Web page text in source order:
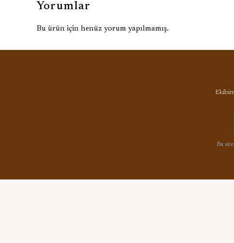
Yorumlar
Bu ürün için henüz yorum yapılmamış.
Bu